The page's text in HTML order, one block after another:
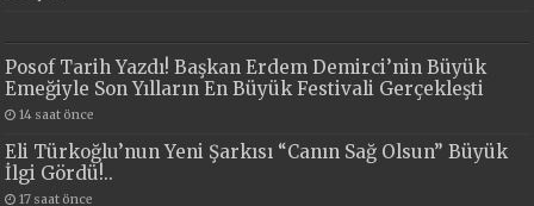
Posof Tarih Yazdı! Başkan Erdem Demirci’nin Büyük
Emeğiyle Son Yılların En Büyük Festivali Gerçekleşti
14 saat önce
Eli Türkoğlu’nun Yeni Şarkısı “Canın Sağ Olsun” Büyük
İlgi Gördü!..
17 saat önce